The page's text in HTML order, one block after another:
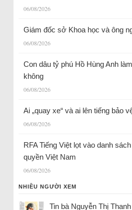
06/08/2026
Giám đốc sở Khoa học và ông
06/08/2026
Con dâu tỷ phú Hồ Hùng Anh
không
06/08/2026
Ai „quay xe“ và ai lên tiếng bảo
06/08/2026
RFA Tiếng Việt lọt vào danh
quyền Việt Nam
06/08/2026
NHIỀU NGƯỜI XEM
Tin bà Nguyễn Thị